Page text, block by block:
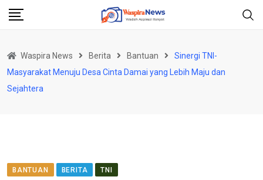
Skip
Waspira News Berita Bantuan
Sinergi TNI-
Masyarakat Menuju Desa Cinta Damai yang Lebih Maju dan
Sejahtera
BANTUAN BERITA TNI